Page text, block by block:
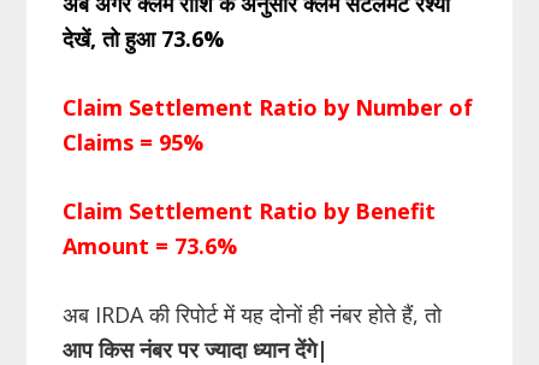
देखें, तो हुआ 73.6%
Claim Settlement Ratio by Number of
Claims = 95%
Claim Settlement Ratio by Benefit
Amount = 73.6%
अब IRDA की रिपोर्ट में यह दोनों ही नंबर होते हैं, तो
आप किस नंबर पर ज्यादा ध्यान देंगे|